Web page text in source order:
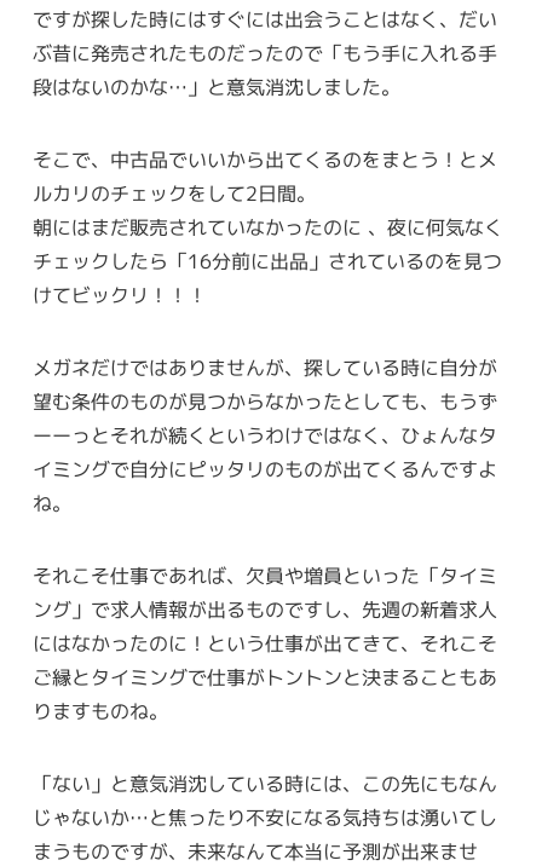
ですが探した時にはすぐには出会うことはなく、だい
ぶ昔に発売されたものだったので「もう手に入れる手
段はないのかな…」と意気消沈しました。
そこで、中古品でいいから出てくるのをまとう！とメ
ルカリのチェックをして2日間。
朝にはまだ販売されていなかったのに 、夜に何気なく
チェックしたら「16分前に出品」されているのを見つ
けてビックリ！！！
メガネだけではありませんが、探している時に自分が
望む条件のものが見つからなかったとしても、もうず
ーーっとそれが続くというわけではなく、ひょんなタ
イミングで自分にピッタリのものが出てくるんですよ
ね。
それこそ仕事であれば、欠員や増員といった「タイミ
ング」で求人情報が出るものですし、先週の新着求人
にはなかったのに！という仕事が出てきて、それこそ
ご縁とタイミングで仕事がトントンと決まることもあ
りますものね。
「ない」と意気消沈している時には、この先にもなん
じゃないか…と焦ったり不安になる気持ちは湧いてし
まうものですが、未来なんて本当に予測が出来ませ